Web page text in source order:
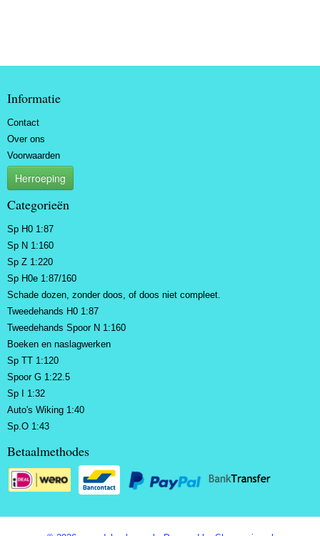
Informatie
Contact
Over ons
Voorwaarden
Herroeping
Categorieën
Sp H0 1:87
Sp N 1:160
Sp Z 1:220
Sp H0e 1:87/160
Schade dozen, zonder doos, of doos niet compleet.
Tweedehands H0 1:87
Tweedehands Spoor N 1:160
Boeken en naslagwerken
Sp TT 1:120
Spoor G 1:22.5
Sp I 1:32
Auto's Wiking 1:40
Sp.O 1:43
Betaalmethodes